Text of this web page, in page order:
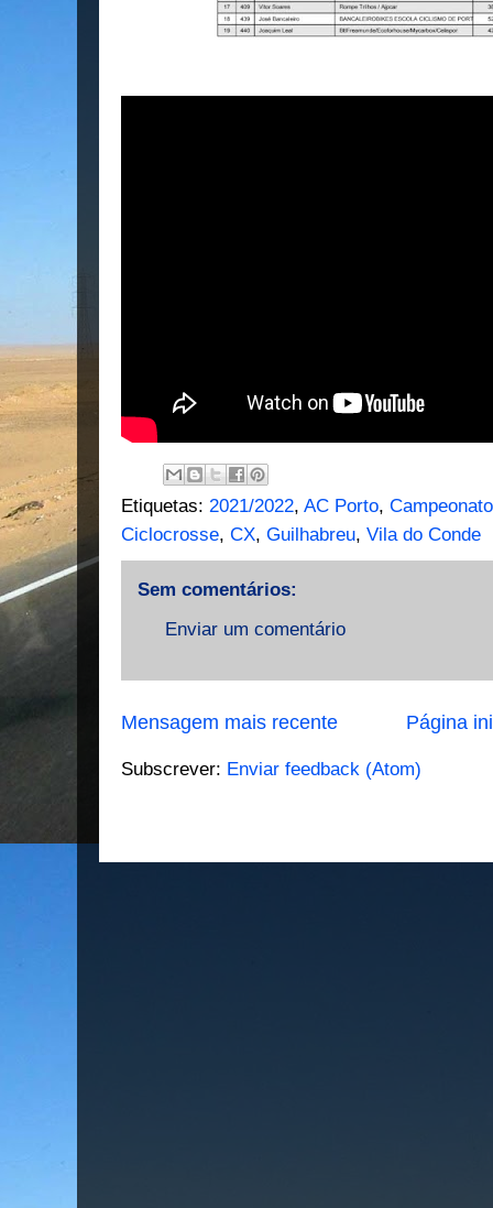
Etiquetas: 2021/2022, AC Porto,
Ciclocrosse, CX, Guilhabreu, Vila do Conde
Sem comentários:
Enviar um comentário
Mensagem mais recente Página
Subscrever: Enviar feedback (Atom)